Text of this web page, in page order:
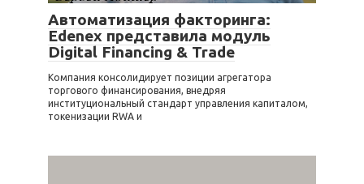
Автоматизация факторинга:
Edenex представила модуль
Digital Financing & Trade
Компания консолидирует позиции агрегатора
торгового финансирования, внедряя
институциональный стандарт управления капиталом,
токенизации RWA и